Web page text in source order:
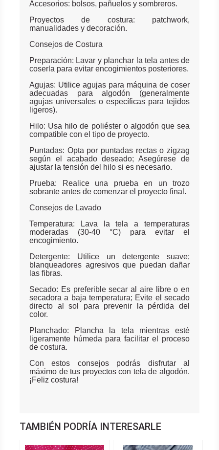
Accesorios: bolsos, pañuelos y sombreros.
Proyectos de costura: patchwork,
manualidades y decoración.
Consejos de Costura
Preparación: Lavar y planchar la tela antes de
coserla para evitar encogimientos posteriores.
Agujas: Utilice agujas para máquina de coser
adecuadas para algodón (generalmente
agujas universales o específicas para tejidos
ligeros).
Hilo: Usa hilo de poliéster o algodón que sea
compatible con el tipo de proyecto.
Puntadas: Opta por puntadas rectas o zigzag
según el acabado deseado; Asegúrese de
ajustar la tensión del hilo si es necesario.
Prueba: Realice una prueba en un trozo
sobrante antes de comenzar el proyecto final.
Consejos de Lavado
Temperatura: Lava la tela a temperaturas
moderadas (30-40 °C) para evitar el
encogimiento.
Detergente: Utilice un detergente suave;
blanqueadores agresivos que puedan dañar
las fibras.
Secado: Es preferible secar al aire libre o en
secadora a baja temperatura; Evite el secado
directo al sol para prevenir la pérdida del
color.
Planchado: Plancha la tela mientras esté
ligeramente húmeda para facilitar el proceso
de costura.
Con estos consejos podrás disfrutar al
máximo de tus proyectos con tela de algodón.
¡Feliz costura!
TAMBIÉN PODRÍA INTERESARLE